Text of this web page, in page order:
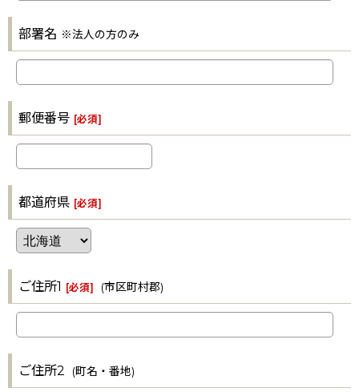
部署名 ※法人の方のみ
郵便番号 [必須]
都道府県 [必須]
ご住所1 [必須] (市区町村郡)
ご住所2 (町名・番地)